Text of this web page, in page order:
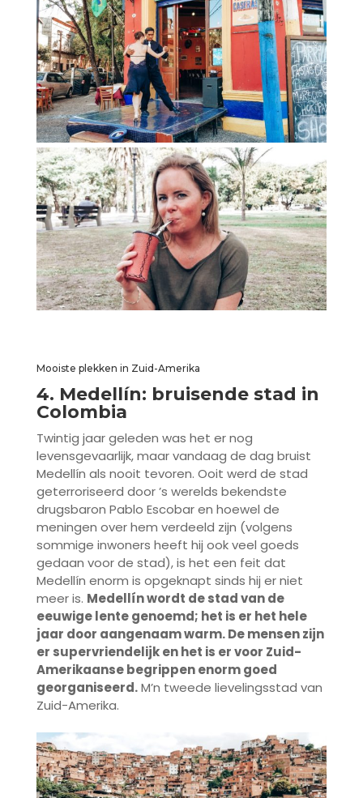
Mooiste plekken in Zuid-Amerika
4. Medellín: bruisende stad in
Colombia
Twintig jaar geleden was het er nog
levensgevaarlijk, maar vandaag de dag bruist
Medellín als nooit tevoren. Ooit werd de stad
geterroriseerd door ’s werelds bekendste
drugsbaron Pablo Escobar en hoewel de
meningen over hem verdeeld zijn (volgens
sommige inwoners heeft hij ook veel goeds
gedaan voor de stad), is het een feit dat
Medellín enorm is opgeknapt sinds hij er niet
meer is. Medellín wordt de stad van de
eeuwige lente genoemd; het is er het hele
jaar door aangenaam warm. De mensen zijn
er supervriendelijk en het is er voor Zuid-
Amerikaanse begrippen enorm goed
georganiseerd.M’n tweede lievelingsstad van
Zuid-Amerika.